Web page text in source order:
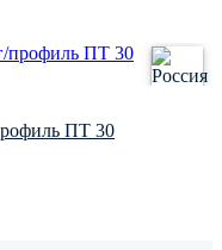
ПТ 30